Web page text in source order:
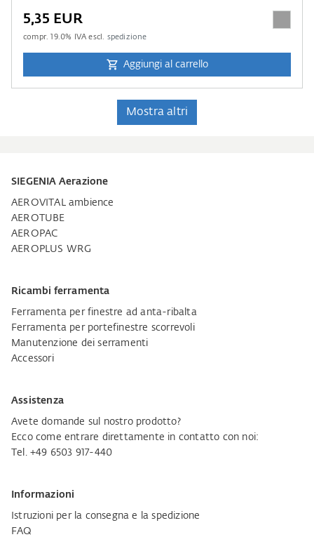
5,35 EUR
compr.19.0% IVA escl. spedizione
Aggiungi al carrello
Mostra altri
SIEGENIA Aerazione
AEROVITAL ambience
AEROTUBE
AEROPAC
AEROPLUS WRG
Ricambi ferramenta
Ferramenta per finestre ad anta-ribalta
Ferramenta per portefinestre scorrevoli
Manutenzione dei serramenti
Accessori
Assistenza
Avete domande sul nostro prodotto?
Ecco come entrare direttamente in contatto con noi:
Tel. +49 6503 917-440
Informazioni
Istruzioni per la consegna e la spedizione
FAQ